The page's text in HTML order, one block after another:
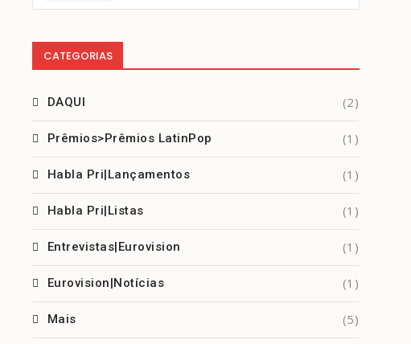
CATEGORIAS
DAQUI (2)
Prêmios>Prêmios LatinPop (1)
Habla Pri|Lançamentos (1)
Habla Pri|Listas (1)
Entrevistas|Eurovision (1)
Eurovision|Notícias (1)
Mais (5)